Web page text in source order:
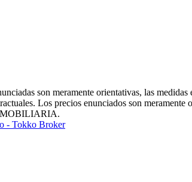
son meramente orientativas, las
Los precios enunciados son meramente
- Tokko Broker